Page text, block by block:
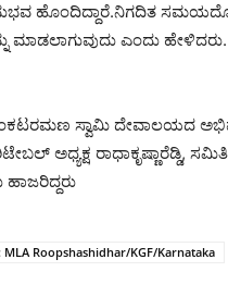
ಹೊಂದಿದ್ದಾರೆ.ನಿಗದಿತ
ಎಂದು ಹೇಳಿದರು.
ವೆಂಕಟರಮಣ ಸ್ವಾಮಿ ದೇವಾಲಯದ
ಅಧ್ಯಕ್ಷ ರಾಧಾಕೃಷ್ಣಾರೆಡ್ಡಿ,
Roopshashidhar/KGF/Karnataka